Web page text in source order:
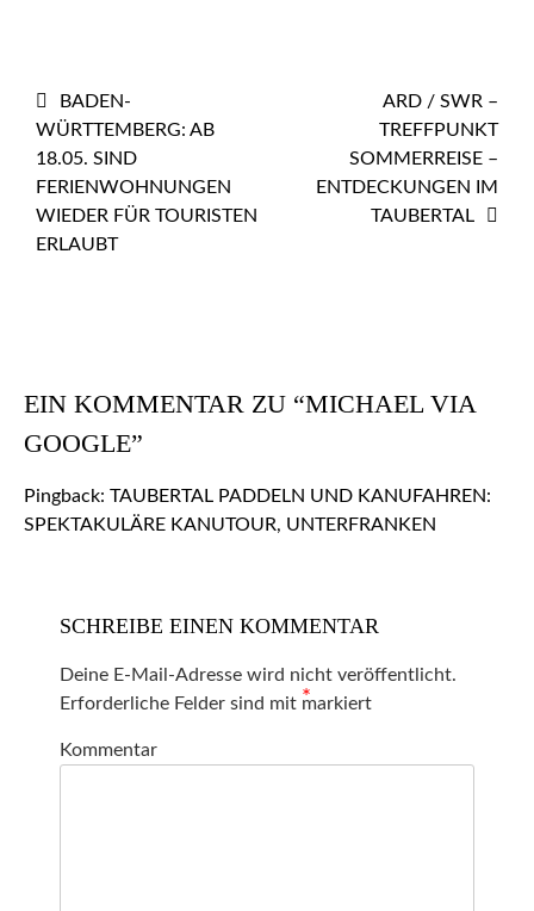
BEITRAGS-
NAVIGATION
BADEN-
WÜRTTEMBERG: AB
18.05. SIND
FERIENWOHNUNGEN
WIEDER FÜR TOURISTEN
ERLAUBT
ARD / SWR –
TREFFPUNKT
SOMMERREISE –
ENTDECKUNGEN IM
TAUBERTAL
EIN KOMMENTAR ZU “MICHAEL VIA
GOOGLE”
Pingback: TAUBERTAL PADDELN UND KANUFAHREN:
SPEKTAKULÄRE KANUTOUR, UNTERFRANKEN
SCHREIBE EINEN KOMMENTAR
Deine E-Mail-Adresse wird nicht veröffentlicht.
Erforderliche Felder sind mit *
markiert
Kommentar